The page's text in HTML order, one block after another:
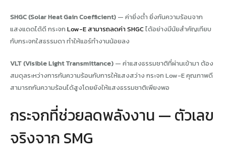
SHGC (Solar Heat Gain Coefficient) — ค่ายิ่งต่ำ ยิ่งกันความร้อนจาก
แสงแดดได้ดี กระจก Low-E สามารถลดค่า SHGCได้อย่างมีนัยสำคัญเทียบ
กับกระจกใสธรรมดา ทำให้แอร์ทำงานน้อยลง
VLT (Visible Light Transmittance) — ค่าแสงธรรมชาติที่ผ่านเข้ามา ต้อง
สมดุลระหว่างการกันความร้อนกับการให้แสงสว่าง กระจก Low-E คุณภาพดี
สามารถกันความร้อนได้สูงโดยยังให้แสงธรรมชาติเพียงพอ
กระจกที่ช่วยลดพลังงาน — ตัวเลข
จริงจาก SMG